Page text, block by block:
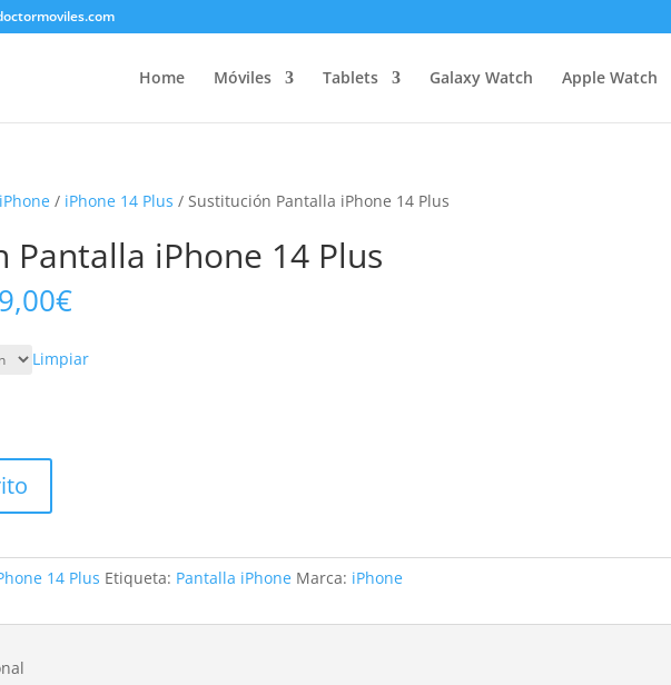
Home Móviles Tablets Galaxy Watch Apple Watch
/ iPhone 14 Plus / Sustitución Pantalla iPhone 14 Plus
Pantalla iPhone 14 Plus
€Rango
precios:
desde
Limpiar
14 Plus Etiqueta: Pantalla iPhone Marca: iPhone